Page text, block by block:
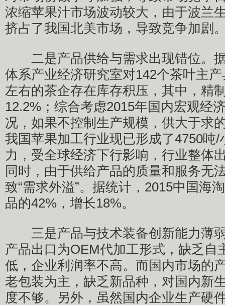
浓缩苹果汁市场波动较大，由于波兰
挤占了我国北美市场，导致竞争加剧
二是产品供给与需求出现错位。
体系产业经济研究室对142个茶叶主
左右的茶企存在库存积压，其中，精
12.2%；综合考虑2015年国内宏观经
况，如果不控制生产规模，供大于求
我国苹果加工行业现已形成了4750吨/
力，受全球经济下行影响，行业整体
同时，由于供给产品的质量和服务无
致“需求外溢”。据统计，2015中国海
品的42%，增长18%。
三是产品与技术装备创新能力薄
产品出口为OEM代加工形式，缺乏自
低，企业利润率不高。而国内市场的
老包装为主，缺乏新品种，对国内新
度不够。另外，虽然国内企业生产硬